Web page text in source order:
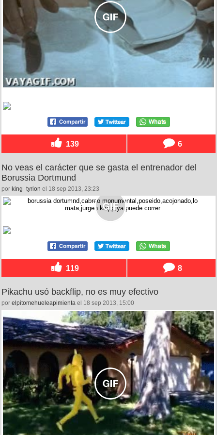
139 6
No veas el carácter que se gasta el entrenador del
Borussia Dortmund
por king_tyrion el 18 sep 2013, 23:23
119 8
Pikachu usó backflip, no es muy efectivo
por elpitomehueleapimienta el 18 sep 2013, 15:00